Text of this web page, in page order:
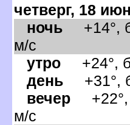
четверг, 18
ночь +14°,
м/с
утро +24°,
день +31°,
ечер +22°,
м/с